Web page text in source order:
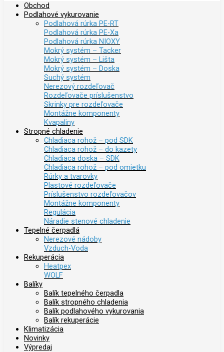
Obchod
Podlahové vykurovanie
Podlahová rúrka PE-RT
Podlahová rúrka PE-Xa
Podlahová rúrka NIOXY
Mokrý systém – Tacker
Mokrý systém – Lišta
Mokrý systém – Doska
Suchý systém
Nerezový rozdeľovač
Rozdeľovače príslušenstvo
Skrinky pre rozdeľovače
Montážne komponenty
Kvapaliny
Stropné chladenie
Chladiaca rohož – pod SDK
Chladiaca rohož – do kazety
Chladiaca doska – SDK
Chladiaca rohož – pod omietku
Rúrky a tvarovky
Plastové rozdeľovače
Príslušenstvo rozdeľovačov
Montážne komponenty
Regulácia
Náradie stenové chladenie
Tepelné čerpadlá
Nerezové nádoby
Vzduch-Voda
Rekuperácia
Heatpex
WOLF
Balíky
Balík tepelného čerpadla
Balík stropného chladenia
Balík podlahového vykurovania
Balík rekuperácie
Klimatizácia
Novinky
Výpredaj